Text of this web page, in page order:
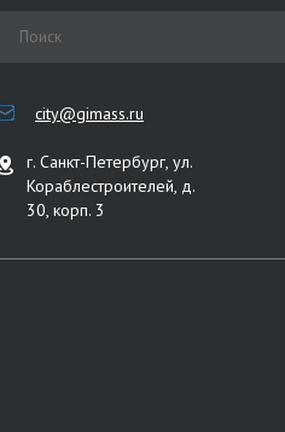
city@gimass.ru
г. Санкт-Петербург, ул.
Кораблестроителей, д.
30, корп. 3